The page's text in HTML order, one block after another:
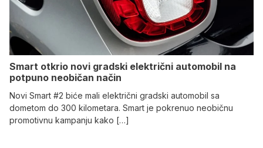
Smart otkrio novi gradski električni automobil na
potpuno neobičan način
Novi Smart #2 biće mali električni gradski automobil sa
dometom do 300 kilometara. Smart je pokrenuo neobičnu
promotivnu kampanju kako […]